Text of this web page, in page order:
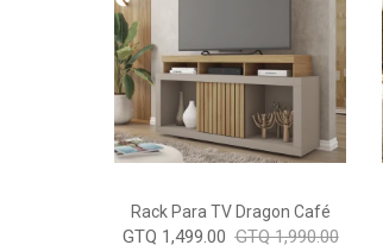
Rack Para TV Dragon Café
GTQ 1,499.00 GTQ 1,990.00